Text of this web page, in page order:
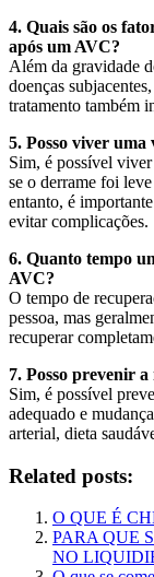
4. Quais são os
após um AVC?
Além da gravidade
doenças
tratamento também
5. Posso viver
Sim, é possível
se o derrame foi
entanto, é
evitar complicações.
6. Quanto tempo
AVC?
O tempo de
pessoa, mas
recuperar
7. Posso prevenir
Sim, é possível
adequado e
arterial, dieta
Related posts:
O QUE É
PARA QUE
NO